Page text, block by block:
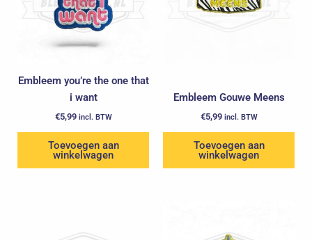
Embleem you’re the one that
i want
€5,99 incl. BTW
Toevoegen aan
winkelwagen
Embleem Gouwe Meens
€5,99 incl. BTW
Toevoegen aan
winkelwagen